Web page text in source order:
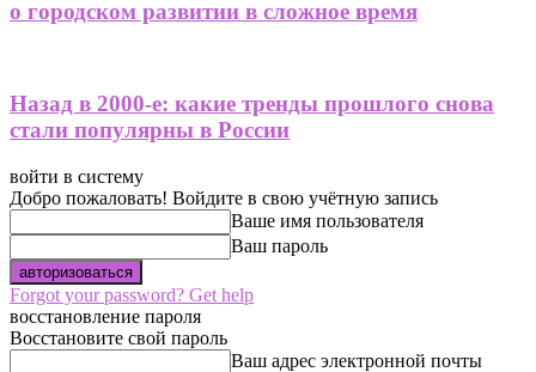
о городском развитии в сложное время
Назад в 2000-е: какие тренды прошлого снова
стали популярны в России
войти в систему
Добро пожаловать! Войдите в свою учётную запись
Ваше имя пользователя
Ваш пароль
Forgot your password? Get help
восстановление пароля
Восстановите свой пароль
Ваш адрес электронной почты